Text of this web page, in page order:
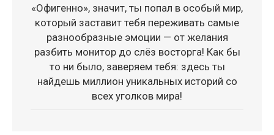
«Офигенно», значит, ты попал в особый мир,
который заставит тебя переживать самые
разнообразные эмоции — от желания
разбить монитор до слёз восторга! Как бы
то ни было, заверяем тебя: здесь ты
найдешь миллион уникальных историй со
всех уголков мира!